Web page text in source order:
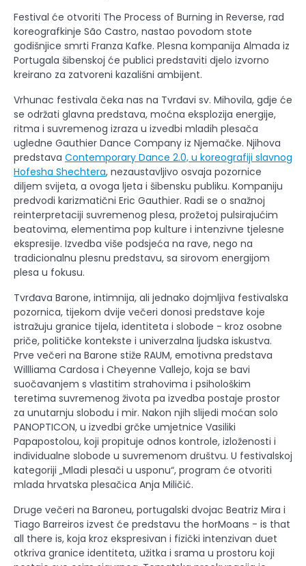
Festival će otvoriti The Process of Burning in Reverse, rad
koreografkinje São Castro, nastao povodom stote
godišnjice smrti Franza Kafke. Plesna kompanija Almada iz
Portugala šibenskoj će publici predstaviti djelo izvorno
kreirano za zatvoreni kazališni ambijent.
Vrhunac festivala čeka nas na Tvrđavi sv. Mihovila, gdje će
se održati glavna predstava, moćna eksplozija energije,
ritma i suvremenog izraza u izvedbi mladih plesača
ugledne Gauthier Dance Company iz Njemačke. Njihova
predstava Contemporary Dance 2.0, u koreografiji slavnog
Hofesha Shechtera, nezaustavljivo osvaja pozornice
diljem svijeta, a ovoga ljeta i šibensku publiku. Kompaniju
predvodi karizmatični Eric Gauthier. Radi se o snažnoj
reinterpretaciji suvremenog plesa, prožetoj pulsirajućim
beatovima, elementima pop kulture i intenzivne tjelesne
ekspresije. Izvedba više podsjeća na rave, nego na
tradicionalnu plesnu predstavu, sa sirovom energijom
plesa u fokusu.
Tvrđava Barone, intimnija, ali jednako dojmljiva festivalska
pozornica, tijekom dvije večeri donosi predstave koje
istražuju granice tijela, identiteta i slobode - kroz osobne
priče, političke kontekste i univerzalna ljudska iskustva.
Prve večeri na Barone stiže RAUM, emotivna predstava
Willliama Cardosa i Cheyenne Vallejo, koja se bavi
suočavanjem s vlastitim strahovima i psihološkim
teretima suvremenog života pa izvedba postaje prostor
za unutarnju slobodu i mir. Nakon njih slijedi moćan solo
PANOPTICON, u izvedbi grčke umjetnice Vasiliki
Papapostolou, koji propituje odnos kontrole, izloženosti i
individualne slobode u suvremenom društvu. U festivalskoj
kategoriji „Mladi plesači u usponu“, program će otvoriti
mlada hrvatska plesačica Anja Miličić.
Druge večeri na Baroneu, portugalski dvojac Beatriz Mira i
Tiago Barreiros izvest će predstavu the horMoans - is that
all there is, koja kroz ekspresivan i fizički intenzivan duet
otkriva granice identiteta, užitka i srama u prostoru koji